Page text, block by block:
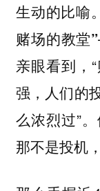
生动的比喻
赌场的教堂”
亲眼看到，
强，人们的
么浓烈过”
那不是投机